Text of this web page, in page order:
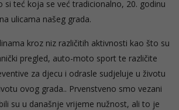
si teć koja se već tradicionalno, 20. godinu
ulicama našeg grada.
kroz niz različitih aktivnosti kao što su
pregled, auto-moto sport te različite
za djecu i odrasle sudjeluje u životu
ovog grada.. Prvenstveno smo vezani
su u današnje vrijeme nužnost, ali to je